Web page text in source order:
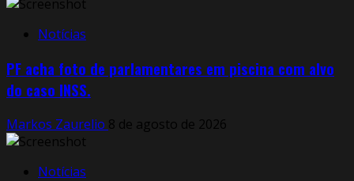
Notícias
PF acha foto de parlamentares em piscina com alvo
do caso INSS.
Markos Zaurelio 8 de agosto de 2026
Notícias